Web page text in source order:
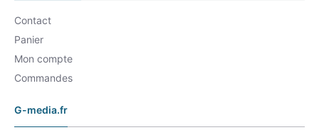
Contact
Panier
Mon compte
Commandes
G-media.fr